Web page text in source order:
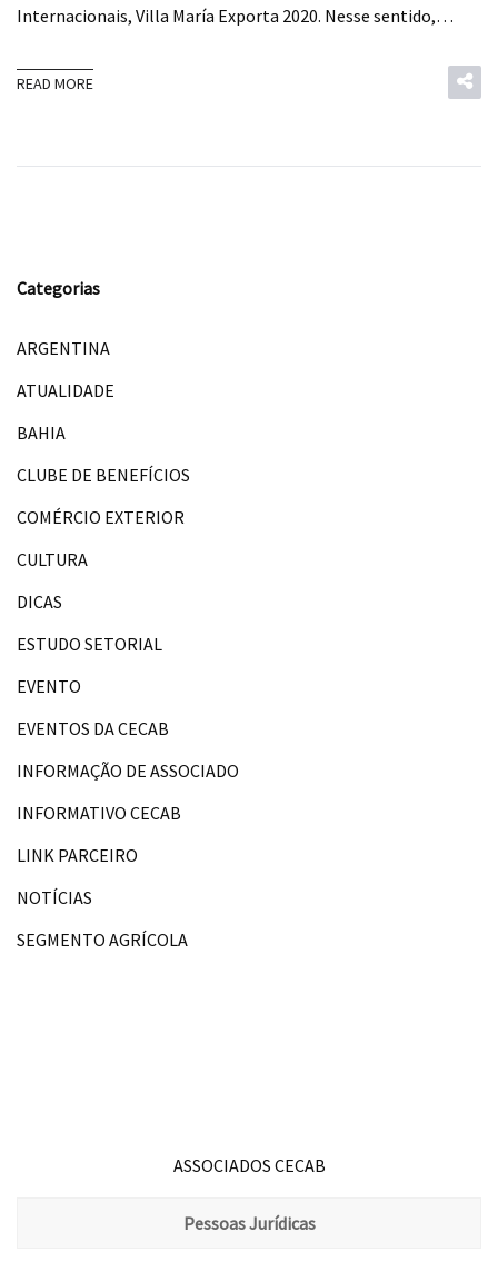
Internacionais, Villa María Exporta 2020. Nesse sentido,…
READ MORE
Categorias
ARGENTINA
ATUALIDADE
BAHIA
CLUBE DE BENEFÍCIOS
COMÉRCIO EXTERIOR
CULTURA
DICAS
ESTUDO SETORIAL
EVENTO
EVENTOS DA CECAB
INFORMAÇÃO DE ASSOCIADO
INFORMATIVO CECAB
LINK PARCEIRO
NOTÍCIAS
SEGMENTO AGRÍCOLA
ASSOCIADOS CECAB
Pessoas Jurídicas